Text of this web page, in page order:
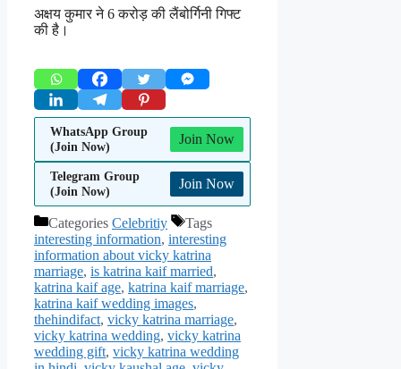
अक्षय कुमार ने 6 करोड़ की लैंबोर्गिनी गिफ्ट
की है।
WhatsApp Group
(Join Now)
Join Now
Telegram Group
(Join Now)
Join Now
Categories Celebritiy
Tags
interesting information, interesting
information about vicky katrina
marriage, is katrina kaif married,
katrina kaif age, katrina kaif marriage,
katrina kaif wedding images,
thehindifact, vicky katrina marriage,
vicky katrina wedding, vicky katrina
wedding gift, vicky katrina wedding